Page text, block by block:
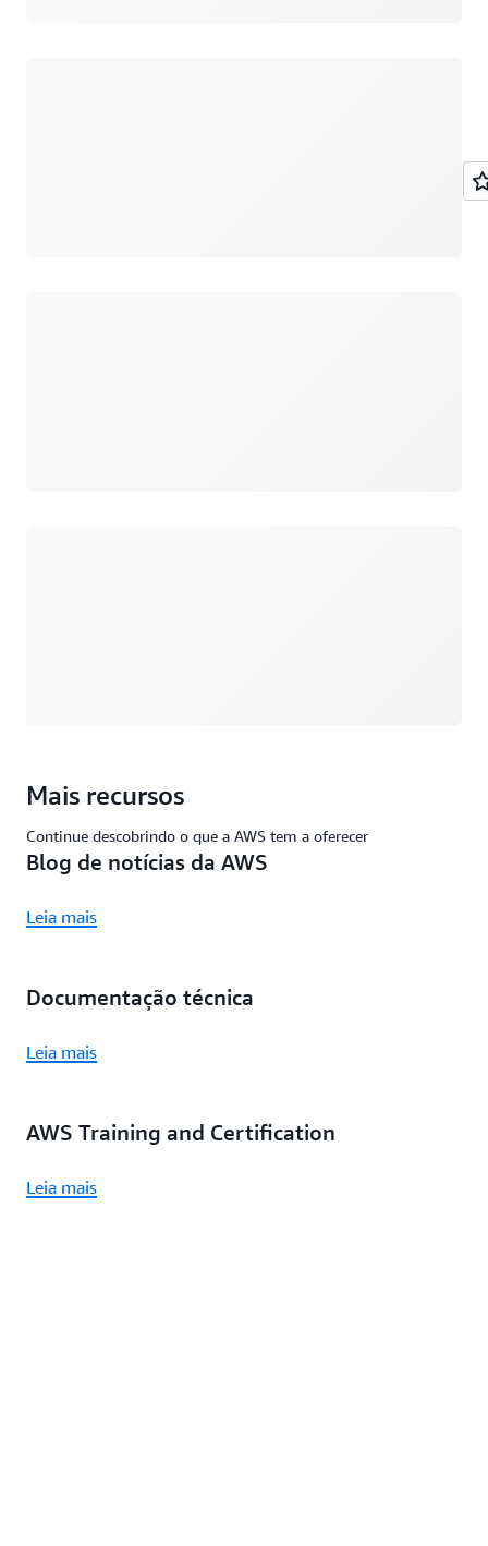
Mais recursos
Continue descobrindo o que a AWS tem a oferecer
Blog de notícias da AWS
Leia mais
Documentação técnica
Leia mais
AWS Training and Certification
Leia mais